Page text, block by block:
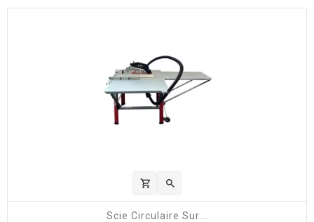
x
shopping_cart 
Scie Circulaire Sur...